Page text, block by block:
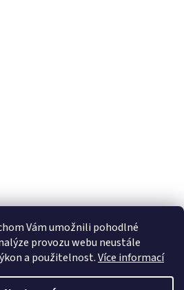
Vám umožnili pohodlné
provozu webu neustále
a použitelnost.Více informací
alolaCZ